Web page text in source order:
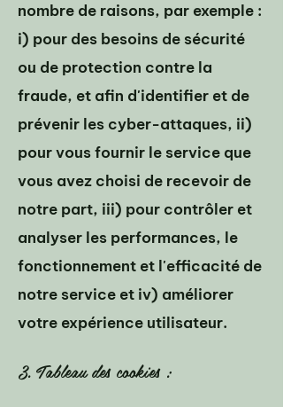
nombre de raisons, par exemple :
i) pour des besoins de sécurité
ou de protection contre la
fraude, et afin d'identifier et de
prévenir les cyber-attaques, ii)
pour vous fournir le service que
vous avez choisi de recevoir de
notre part, iii) pour contrôler et
analyser les performances, le
fonctionnement et l'efficacité de
notre service et iv) améliorer
votre expérience utilisateur.
3. Tableau des cookies :